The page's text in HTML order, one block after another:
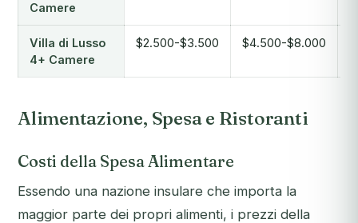
Camere
Villa di Lusso
4+ Camere
$2.500-$3.500 $4.500-$8.000
Alimentazione, Spesa e Ristoranti
Costi della Spesa Alimentare
Essendo una nazione insulare che importa la
maggior parte dei propri alimenti, i prezzi della